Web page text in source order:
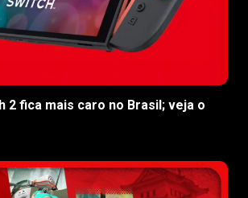
2 fica mais caro no Brasil; veja o